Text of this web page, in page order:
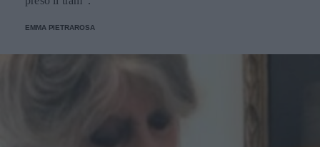
EMMA PIETRAROSA